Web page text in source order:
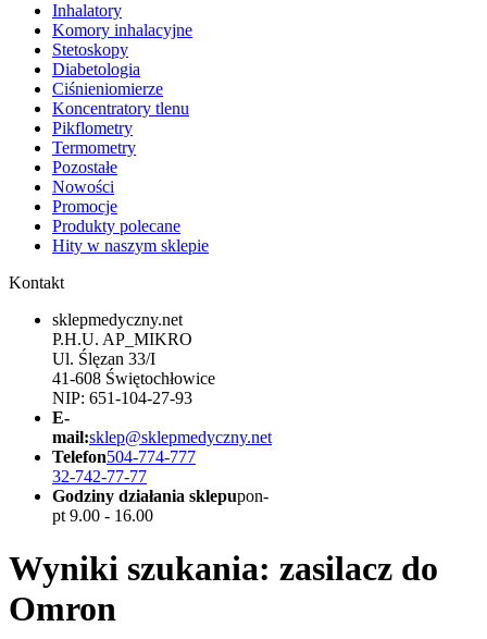
Inhalatory
Komory inhalacyjne
Stetoskopy
Diabetologia
Ciśnieniomierze
Koncentratory tlenu
Pikflometry
Termometry
Pozostałe
Nowości
Promocje
Produkty polecane
Hity w naszym sklepie
Kontakt
sklepmedyczny.net
P.H.U. AP_MIKRO
Ul. Ślęzan 33/I
41-608 Świętochłowice
NIP: 651-104-27-93
E-
mail:sklep@sklepmedyczny.net
Telefon504-774-777
32-742-77-77
Godziny działania sklepupon-
pt 9.00 - 16.00
Wyniki szukania: zasilacz do
Omron